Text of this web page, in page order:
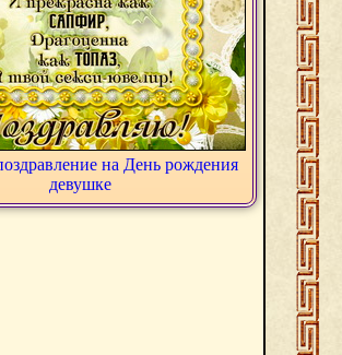
на День рождения
девушке